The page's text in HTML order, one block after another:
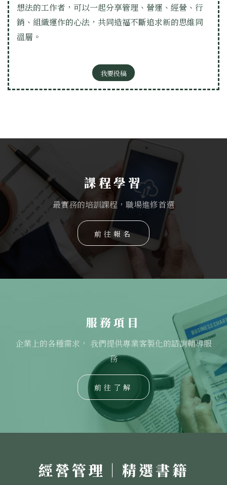
想法的工作者，可以一起分享管理、營運、經營、行
銷、組織運作的心法，共同造福不斷追求新的思維同
溫層。
我要投稿
課程學習
最實務的培訓課程，職場進修首選
前往報名
服務項目
企業上的各種需求， 我們提供專業客製化的諮詢輔導服
務
前往了解
經營管理｜精選書籍